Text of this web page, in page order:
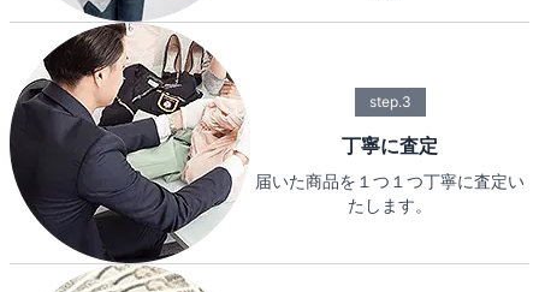
step.3
丁寧に査定
届いた商品を１つ１つ丁寧に査定い
たします。